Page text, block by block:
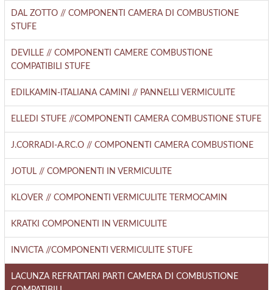
DAL ZOTTO // COMPONENTI CAMERA DI COMBUSTIONE
STUFE
DEVILLE // COMPONENTI CAMERE COMBUSTIONE
COMPATIBILI STUFE
EDILKAMIN-ITALIANA CAMINI // PANNELLI VERMICULITE
ELLEDI STUFE //COMPONENTI CAMERA COMBUSTIONE STUFE
J.CORRADI-A.RC.O // COMPONENTI CAMERA COMBUSTIONE
JOTUL // COMPONENTI IN VERMICULITE
KLOVER // COMPONENTI VERMICULITE TERMOCAMIN
KRATKI COMPONENTI IN VERMICULITE
INVICTA //COMPONENTI VERMICULITE STUFE
LACUNZA REFRATTARI PARTI CAMERA DI COMBUSTIONE